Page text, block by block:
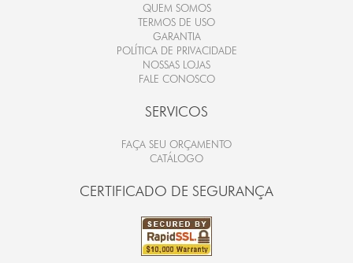
QUEM SOMOS
TERMOS DE USO
GARANTIA
POLÍTICA DE PRIVACIDADE
NOSSAS LOJAS
FALE CONOSCO
SERVICOS
FAÇA SEU ORÇAMENTO
CATÁLOGO
CERTIFICADO DE SEGURANÇA